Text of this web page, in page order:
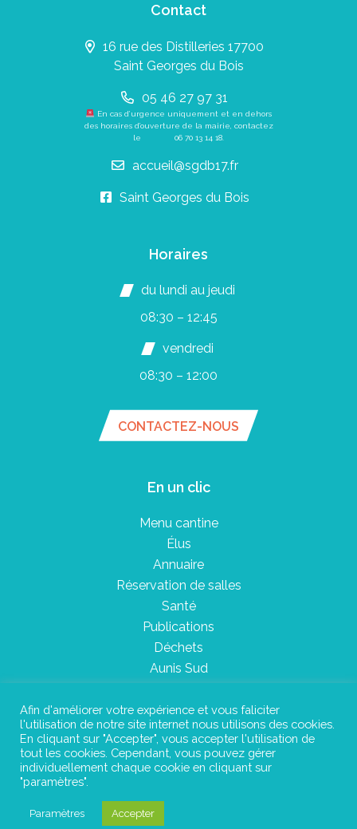
Contact
16 rue des Distilleries 17700
Saint Georges du Bois
05 46 27 97 31
En cas d’urgence uniquement et en dehors
des horaires d’ouverture de la mairie, contactez
le 06 70 13 14 18
accueil@sgdb17.fr
Saint Georges du Bois
Horaires
du lundi au jeudi
08:30 – 12:45
vendredi
08:30 – 12:00
CONTACTEZ-NOUS
En un clic
Menu cantine
Élus
Annuaire
Réservation de salles
Santé
Publications
Déchets
Aunis Sud
Plan du site
Mentions légales
©Instant Urbain
Afin d'améliorer votre expérience et vous faliciter
l'utilisation de notre site internet nous utilisons des cookies.
En cliquant sur "Accepter", vous accepter l'utilisation de
tout les cookies. Cependant, vous pouvez gérer
individuellement chaque cookie en cliquant sur
"paramètres".
Paramètres Accepter